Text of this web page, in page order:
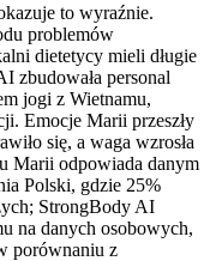
to wyraźnie.
problemów
dietetycy mieli długie
zbudowała personal
jogi z Wietnamu,
Emocje Marii przeszły
się, a waga wzrosła
Marii odpowiada danym
Polski, gdzie 25%
StrongBody AI
na danych osobowych,
porównaniu z